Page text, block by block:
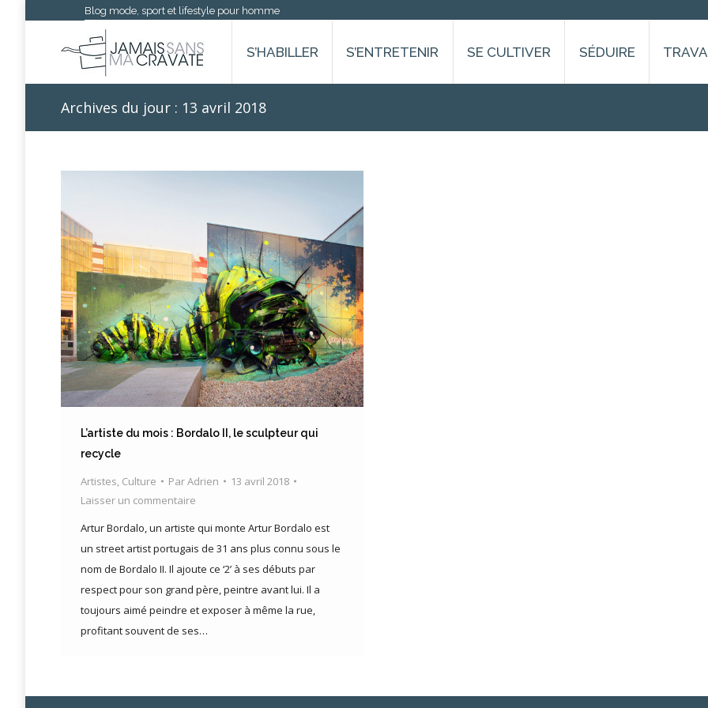
Blog mode, sport et lifestyle pour homme
S’HABILLER S’ENTRETENIR SE CULTIVER SÉDUIRE
Archives du jour : 13 avril 2018
L’artiste du mois : Bordalo II, le sculpteur qui
recycle
Artistes, Culture ParAdrien
13 avril 2018
Laisser un commentaire
Artur Bordalo, un artiste qui monte Artur Bordalo est
un street artist portugais de 31 ans plus connu sous le
nom de Bordalo II. Il ajoute ce ‘2’ à ses débuts par
respect pour son grand père, peintre avant lui. Il a
toujours aimé peindre et exposer à même la rue,
profitant souvent de ses…